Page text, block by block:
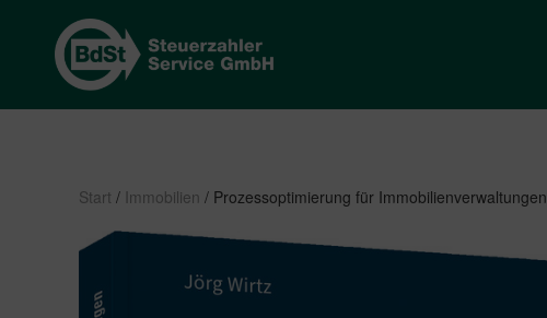
Start / Immobilien / Prozessoptimierung für Immobilienverwaltungen